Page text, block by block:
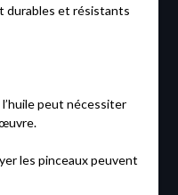
durables et résistants
peut nécessiter
les pinceaux peuvent